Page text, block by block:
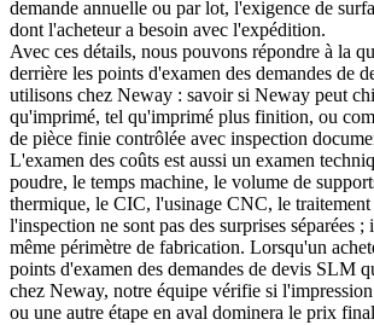
demande annuelle ou par lot, l'exigence de
dont l'acheteur a besoin avec l'expédition.
Avec ces détails, nous pouvons répondre à la
derrière les points d'examen des demandes de
utilisons chez Neway : savoir si Neway peut
qu'imprimé, tel qu'imprimé plus finition, ou
de pièce finie contrôlée avec inspection
L'examen des coûts est aussi un examen
poudre, le temps machine, le volume de
thermique, le CIC, l'usinage CNC, le traitement
l'inspection ne sont pas des surprises séparées
même périmètre de fabrication. Lorsqu'un
points d'examen des demandes de devis SLM
chez Neway, notre équipe vérifie si l'
ou une autre étape en aval dominera le prix